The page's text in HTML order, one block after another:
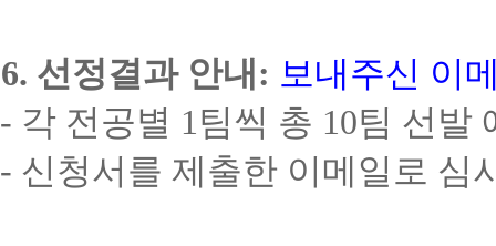
6. 선정결과 안내 : 보내주신 이
- 각 전공별 1 팀씩 총 10팀 선발
- 신청서를 제출한 이메일로 심